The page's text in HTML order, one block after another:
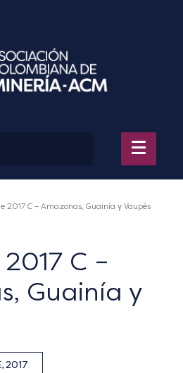
2017 C – Amazonas, Guainía y Vaupés
C –
Guainía y
2017